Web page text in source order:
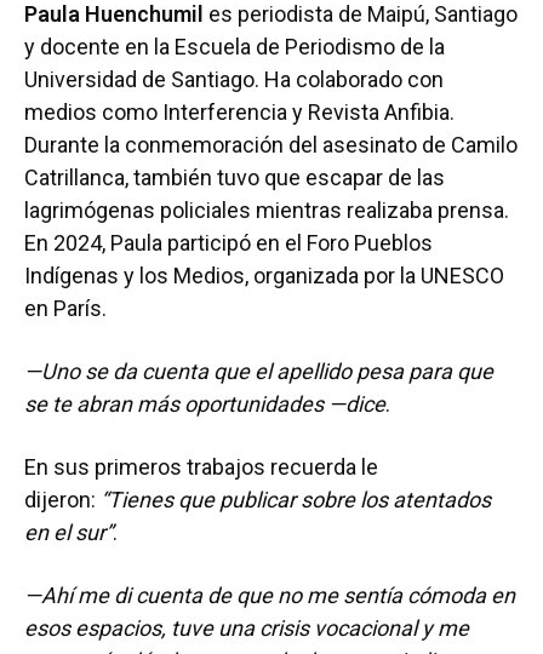
Paula Huenchumil es periodista de Maipú, Santiago
y docente en la Escuela de Periodismo de la
Universidad de Santiago. Ha colaborado con
medios como Interferencia y Revista Anfibia.
Durante la conmemoración del asesinato de Camilo
Catrillanca, también tuvo que escapar de las
lagrimógenas policiales mientras realizaba prensa.
En 2024, Paula participó en el Foro Pueblos
Indígenas y los Medios, organizada por la UNESCO
en París.
—Uno se da cuenta que el apellido pesa para que
se te abran más oportunidades —dice.
En sus primeros trabajos recuerda le
dijeron: “Tienes que publicar sobre los atentados
en el sur”.
—Ahí me di cuenta de que no me sentía cómoda en
esos espacios, tuve una crisis vocacional y me